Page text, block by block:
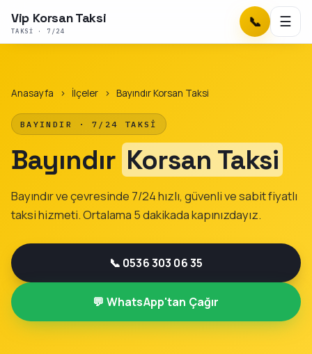
Vip Korsan Taksi
TAKSI · 7/24 📞 ☰
Anasayfa › İlçeler › Bayındır Korsan Taksi
BAYINDIR · 7/24 TAKSI
Bayındır Korsan Taksi
Bayındır ve çevresinde 7/24 hızlı, güvenli ve sabit fiyatlı
taksi hizmeti. Ortalama 5 dakikada kapınızdayız.
📞 0536 303 06 35
💬 WhatsApp'tan Çağır